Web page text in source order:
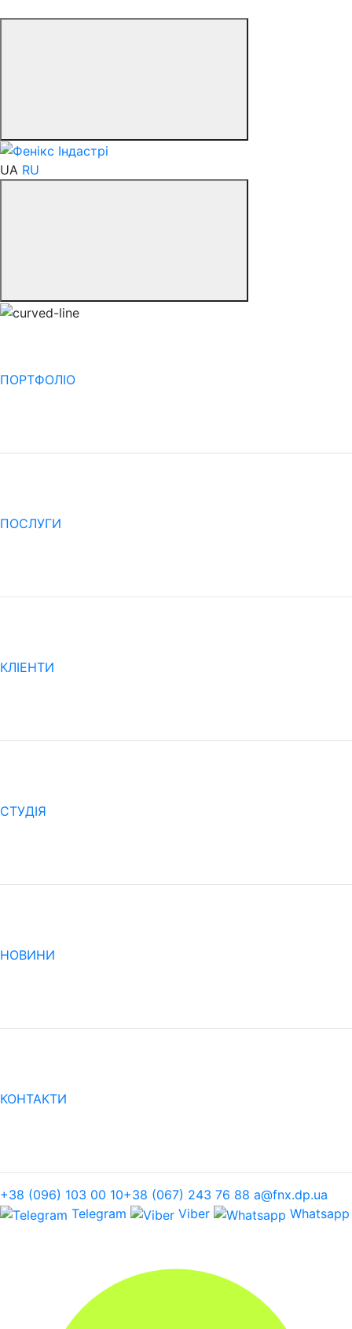
UA RU
ПОРТФОЛІО
ПОСЛУГИ
КЛІЕНТИ
CТУДІЯ
НОВИНИ
КОНТАКТИ
+38 (096) 103 00 10+38 (067) 243 76 88 a@fnx.dp.ua
Telegram
Viber Whatsapp